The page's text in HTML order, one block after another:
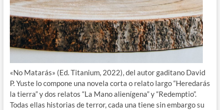
«No Matarás» (Ed. Titanium, 2022), del autor gaditano David
P. Yuste lo compone una novela corta o relato largo “Heredarás
la tierra” y dos relatos “La Mano alienígena” y “Redemptio”.
Todas ellas historias de terror, cada una tiene sin embargo su